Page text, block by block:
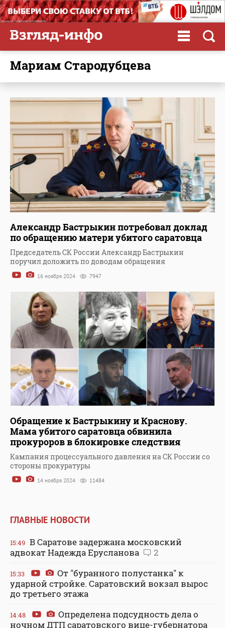
Мариам Стародубцева
Александр Бастрыкин потребовал доклад
по обращению матери убитого саратовца
Председатель СК России Александр Бастрыкин
поручил доложить по доводам обращения
16 ноября 2024 7947
Обращение к Бастрыкину и Краснову.
Мама убитого саратовца обвинила
прокуроров в блокировке следствия
Кампания процессуального давления на СК России со
стороны прокуратуры
14 ноября 2024 11484
ГЛАВНЫЕ НОВОСТИ
15:49 В Саратове задержана московский
адвокат Надежда Ерусланова
2
15:33
От "буранного полустанка" к
ударной стройке. Саратовский вокзал вырос
до третьего этажа
14:48
Определена подсудность дела о
ночном ДТП саратовского вице-губернатора